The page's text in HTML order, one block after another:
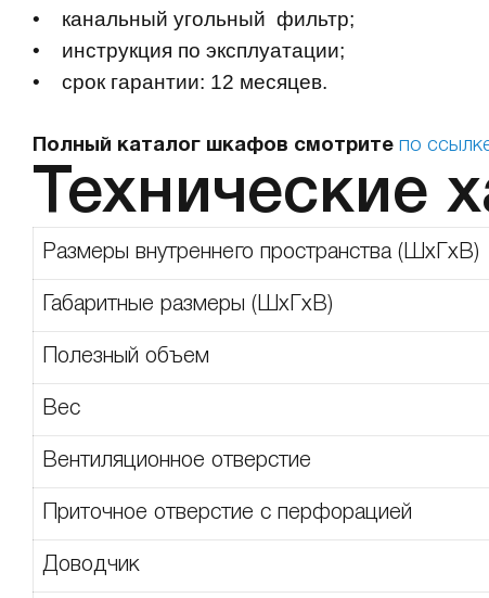
• канальный угольный фильтр;
• инструкция по эксплуатации;
• срок гарантии: 12 месяцев.
Полный каталог шкафов смотрите по
Технические
Размеры внутреннего пространства (ШхГхВ)
Габаритные размеры (ШхГхВ)
Полезный объем
Вес
Вентиляционное отверстие
Приточное отверстие с перфорацией
Доводчик